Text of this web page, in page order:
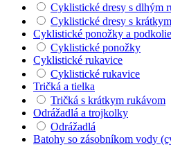
Cyklistické dresy s dlhým
Cyklistické dresy s
Cyklistické ponožky a
Cyklistické ponožky
Cyklistické rukavice
Cyklistické rukavice
Tričká a tielka
Tričká s krátkym rukávom
Odrážadlá a trojkolky
Odrážadlá
Batohy so zásobníkom vody